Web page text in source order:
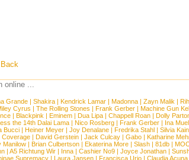
Back
online ...
Grande | Shakira | Kendrick Lamar | Madonna | Zayn Malik |
Cyrus | The Rolling Stones | Frank Gerber| Machine Gun
| Blackpink | Eminem | Dua Lipa | Chappell Roan | Dolly
the 14th Dalai Lama| Nico Rosberg| Frank Gerber| Ina
Bucci | Heiner Meyer | Joy Denalane | Fredrika Stahl | Silvia
Coverage | David Gerstein | Jack Culcay | Gabo | Katharine
Manilow| Brian Culbertson| Ekaterina More| Slash| 81db|
| A5 Richtung Wir | Inna | Cashier No9 | Joyce Jonathan |
Supremacy | Laura Jansen | Francisca Urio | Claudia Acuna